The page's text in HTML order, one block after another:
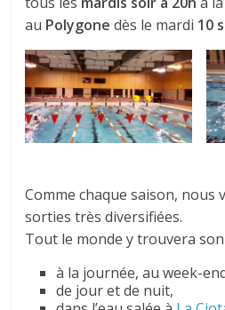
au Polygone dès le mardi 10
Comme chaque saison, nous
sorties très diversifiées.
Tout le monde y trouvera
à la journée, au week-
de jour et de nuit,